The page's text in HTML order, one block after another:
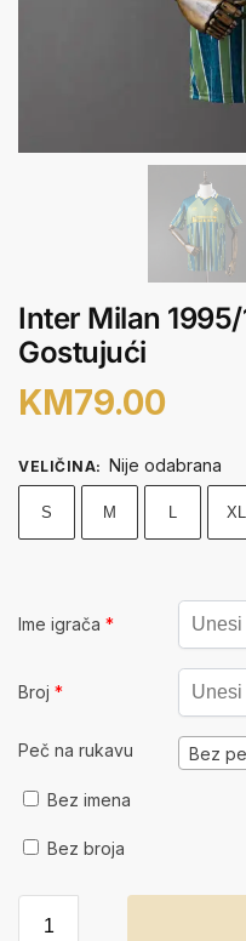
Inter Milan
Gostujući
KM79.00
VELIČINA: Nije odabrana
S M L XL
Ime igrača *
Broj *
Peč na rukavu Bez
Bez imena
Bez broja